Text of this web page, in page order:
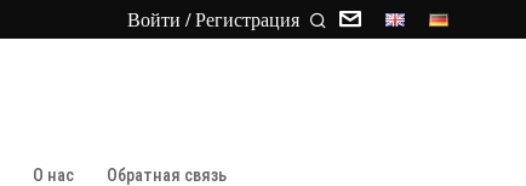
Войти / Регистрация
О нас Обратная связь